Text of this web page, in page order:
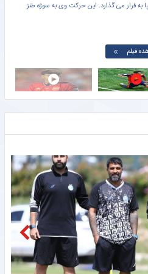
به فرار می گذارد. این حرکت وی به سوژه طنز
فیلم